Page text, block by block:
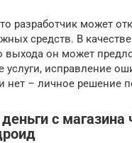
разработчик может
средств. В качестве
выхода он может
услуги, исправление
нет – личное решение
с магазина